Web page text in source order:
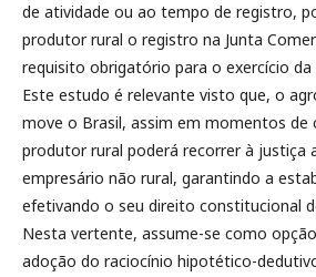
de atividade ou ao tempo de registro,
produtor rural o registro na Junta
requisito obrigatório para o exercício da
Este estudo é relevante visto que, o
move o Brasil, assim em momentos de
produtor rural poderá recorrer à justiça
empresário não rural, garantindo a
efetivando o seu direito constitucional
Nesta vertente, assume-se como
adoção do raciocínio hipotético-